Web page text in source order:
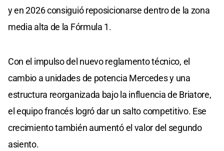
y en 2026 consiguió reposicionarse dentro de la zona
media alta de la Fórmula 1.
Con el impulso del nuevo reglamento técnico, el
cambio a unidades de potencia Mercedes y una
estructura reorganizada bajo la influencia de Briatore,
el equipo francés logró dar un salto competitivo. Ese
crecimiento también aumentó el valor del segundo
asiento.